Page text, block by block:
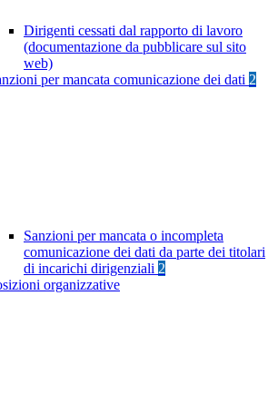
Dirigenti cessati dal rapporto di lavoro
(documentazione da pubblicare sul sito
web)
per mancata comunicazione dei dati 2
Sanzioni per mancata o incompleta
comunicazione dei dati da parte dei titolari
di incarichi dirigenziali 2
organizzative